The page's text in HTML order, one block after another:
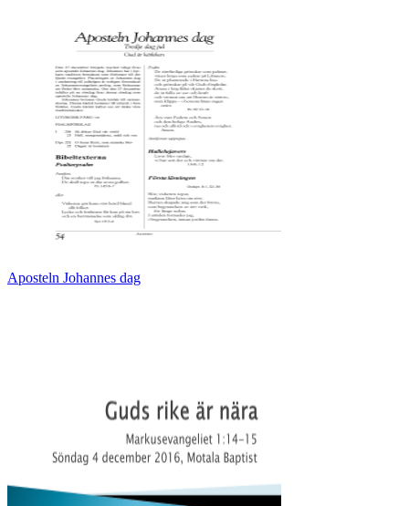
Aposteln Johannes dag